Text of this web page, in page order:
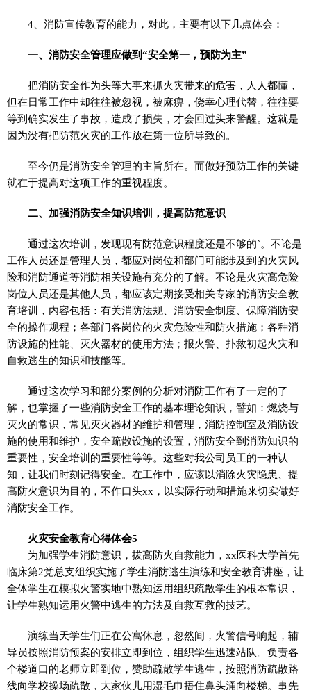
4、消防宣传教育的能力，对此，主要有以下几点体会：
一、消防安全管理应做到“安全第一，预防为主”
把消防安全作为头等大事来抓火灾带来的危害，人人都懂，
但在日常工作中却往往被忽视，被麻痹，侥幸心理代替，往往要
等到确实发生了事故，造成了损失，才会回过头来警醒。这就是
因为没有把防范火灾的工作放在第一位所导致的。
至今仍是消防安全管理的主旨所在。而做好预防工作的关键
就在于提高对这项工作的重视程度。
二、加强消防安全知识培训，提高防范意识
通过这次培训，发现现有防范意识程度还是不够的`。不论是
工作人员还是管理人员，都应对岗位和部门可能涉及到的火灾风
险和消防通道等消防相关设施有充分的了解。不论是火灾高危险
岗位人员还是其他人员，都应该定期接受相关专家的消防安全教
育培训，内容包括：有关消防法规、消防安全制度、保障消防安
全的操作规程；各部门各岗位的火灾危险性和防火措施；各种消
防设施的性能、灭火器材的使用方法；报火警、扑救初起火灾和
自救逃生的知识和技能等。
通过这次学习和部分案例的分析对消防工作有了一定的了
解，也掌握了一些消防安全工作的基本理论知识，譬如：燃烧与
灭火的常识，常见灭火器材的维护和管理，消防控制室及消防设
施的使用和维护，安全疏散设施的设置，消防安全到消防知识的
重要性，安全培训的重要性等等。这些对我公司员工的一种认
知，让我们时刻记得安全。在工作中，应该以消除火灾隐患、提
高防火意识为目的，不作口头xx，以实际行动和措施来切实做好
消防安全工作。
火灾安全教育心得体会5
为加强学生消防意识，拔高防火自救能力，xx医科大学首先
临床第2党总支组织实施了学生消防逃生演练和安全教育讲座，让
全体学生在模拟火警实地中熟知运用组织疏散学生的根本常识，
让学生熟知运用火警中逃生的方法及自救互救的技艺。
演练当天学生们正在公寓休息，忽然间，火警信号响起，辅
导员按照消防预案的安排立即到位，组织学生迅速站队。负责各
个楼道口的老师立即到位，赞助疏散学生逃生，按照消防疏散路
线向学校操场疏散，大家伙儿用湿毛巾捂住鼻头涌向楼梯。事先